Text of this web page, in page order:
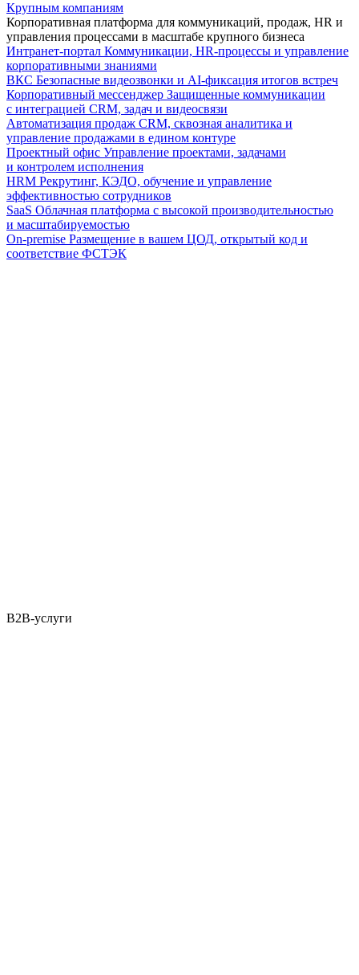
Крупным компаниям
Корпоративная платформа для коммуникаций, продаж, HR и
управления процессами в масштабе крупного бизнеса
Интранет-портал Коммуникации, HR-процессы и управление
корпоративными знаниями
ВКС Безопасные видеозвонки и AI-фиксация итогов встреч
Корпоративный мессенджер Защищенные коммуникации
с интеграцией CRM, задач и видеосвязи
Автоматизация продаж CRM, сквозная аналитика и
управление продажами в едином контуре
Проектный офис Управление проектами, задачами
и контролем исполнения
HRM Рекрутинг, КЭДО, обучение и управление
эффективностью сотрудников
SaaS Облачная платформа с высокой производительностью
и масштабируемостью
On-premise Размещение в вашем ЦОД, открытый код и
соответствие ФСТЭК
B2B-услуги